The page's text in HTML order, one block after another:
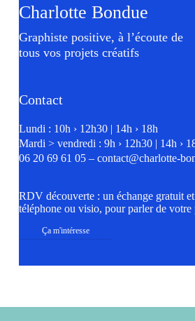
Charlotte Bondue
Graphiste positive, à l’écoute de
tous vos projets créatifs
Contact
Lundi : 10h › 12h30 | 14h › 18h
Mardi > vendredi : 9h › 12h30 | 14h ›
06 20 69 61 05– contact@charlotte-
RDV découverte : un échange gratuit
téléphone ou visio, pour parler de votre
Ça m'intéresse